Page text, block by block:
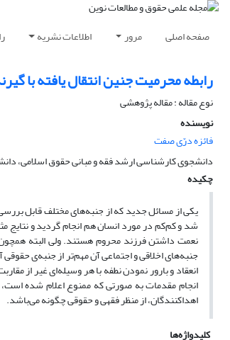
صفحه اصلی مرور اطلاعات نشریه
رابطه‌‎ محرمیت جنین انتقال‌ یافته با گیرندگان و اهدا کنندگان
نوع مقاله : مقاله پژوهشی
نویسنده
فائزه درّی‌ صفت
دانشجوی کارشناسی ارشد فقه و مبانی حقوق اسلامی،
چکیده
یکی از مسائل جدید که از جنبه‌های مختلف قابل
شد و کم‌کم در مورد انسان هم انجام گردید و نتایج
نعمت داشتن فرزند محروم هستند. ولی البته
جنبه‌های اخلاقی و اجتماعی آن مهم‌تر از جنبه‌ی
انعقاد و بارور نمودن نطفه با هر وسیله‌ای غیر از
انجام مقدمات به صورتی که ممنوع اعلام شده است،
اهداکنندگان، از منظر فقهی و حقوقی چگونه می‌باشد.
کلیدواژه‌ها